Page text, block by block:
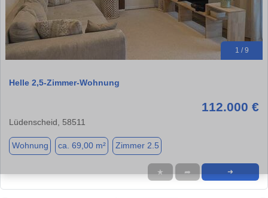
1 / 9
Helle 2,5-Zimmer-Wohnung
112.000 €
Lüdenscheid, 58511
Wohnung ca. 69,00 m² Zimmer 2.5
★ ➦ ➜